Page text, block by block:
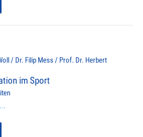
/ Dr. Filip Mess / Prof. Dr. Herbert
im Sport